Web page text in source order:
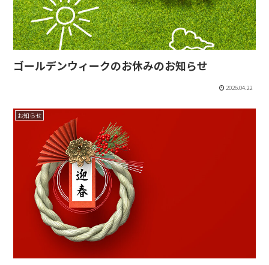
ゴールデンウィークのお休みのお知らせ
2026.04.22
お知らせ